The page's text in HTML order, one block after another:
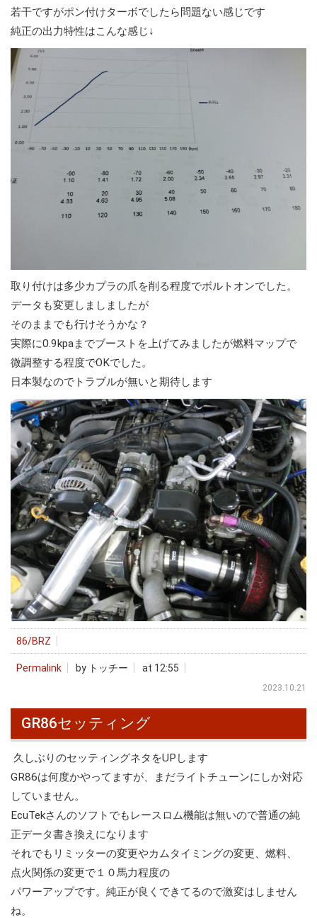
若干ですがポン付けターボでしたら問題ない感じです
純正の出力特性はこんな感じ↓
取り付けは多少カプラの爪を削る程度でボルトオンでした。
データも変更しましましたが
そのままでも行けそうかな？
実際に0.9kpaまでブーストを上げてみましたが燃料マップで
微調整する程度でOKでした。
日本製なのでトラブルが無いと期待します
86/BRZ
Permalink by トッチー at 12:55
2023.10.21
GR86セッティング
久しぶりのセッティングネタをUPします
GR86は何度かやってますが、まだライトチューンにしか対応
していません。
EcuTekさんのソフトでもレースロム機能は無いので普通の純
正データ書き換えになります
それでもリミッターの変更やカムタイミングの変更、燃料、
点火関係の変更で１０馬力程度の
パワーアップです。純正が良くできてるので激変はしません
ね。